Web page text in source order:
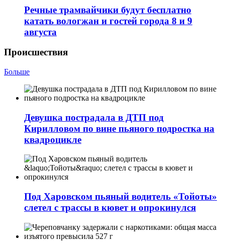
Речные трамвайчики будут бесплатно
катать вологжан и гостей города 8 и 9
августа
Происшествия
Больше
Девушка пострадала в ДТП под
Кирилловом по вине пьяного подростка на
квадроцикле
Под Харовском пьяный водитель «Тойоты»
слетел с трассы в кювет и опрокинулся